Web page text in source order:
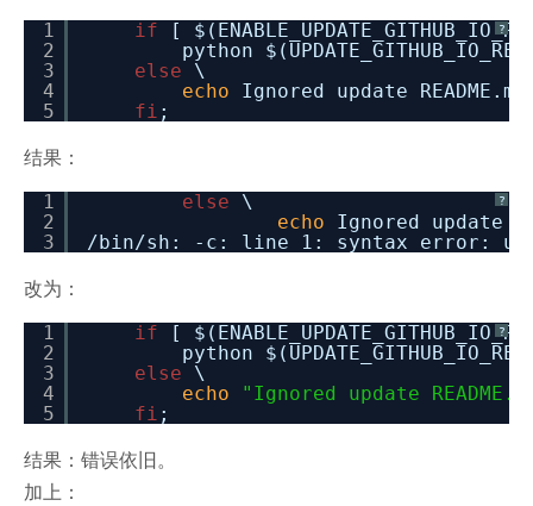
?
1
2
3
4
5
if
[
python
else
\
echo
Ignored update
fi ;
结果：
?
1
2
3
else
\
echo
Ignored update
/bin/sh : -c: line 1: syntax error:
改为：
?
1
2
3
4
5
if
[
python
else
\
echo
"Ignored update
fi ;
结果：错误依旧。
加上：